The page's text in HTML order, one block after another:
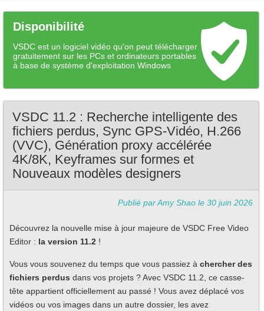
Disponibilité
VSDC est un logiciel vidéo qu’on peut télécharger
gratuitement sur les PCs et ordinateurs portables
à base de système d'exploitation Windows
VSDC 11.2 : Recherche intelligente des
fichiers perdus, Sync GPS‑Vidéo, H.266
(VVC), Génération proxy accélérée
4K/8K, Keyframes sur formes et
Nouveaux modèles designers
Publié par Amy Shao le 30 juin 2026
Découvrez la nouvelle mise à jour majeure de VSDC Free Video
Editor : la version 11.2 !
Vous vous souvenez du temps que vous passiez à chercher des
fichiers perdus dans vos projets ? Avec VSDC 11.2, ce casse-
tête appartient officiellement au passé ! Vous avez déplacé vos
vidéos ou vos images dans un autre dossier, les avez